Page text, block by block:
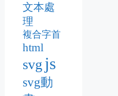
文本處
理
複合字首
html
svg js
svg動